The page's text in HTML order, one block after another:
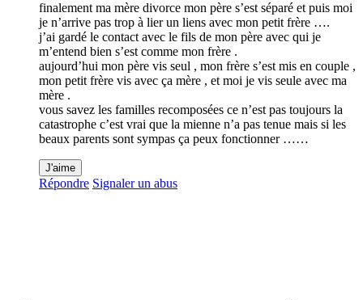
finalement ma mère divorce mon père s’est séparé et puis moi
je n’arrive pas trop à lier un liens avec mon petit frère ….
j’ai gardé le contact avec le fils de mon père avec qui je
m’entend bien s’est comme mon frère .
aujourd’hui mon père vis seul , mon frère s’est mis en couple ,
mon petit frère vis avec ça mère , et moi je vis seule avec ma
mère .
vous savez les familles recomposées ce n’est pas toujours la
catastrophe c’est vrai que la mienne n’a pas tenue mais si les
beaux parents sont sympas ça peux fonctionner ……
J'aime
Répondre Signaler un abus